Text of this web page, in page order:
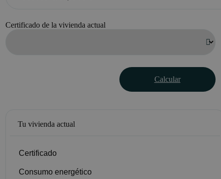
Certificado de la vivienda actual
Calcular
Tu vivienda actual
Certificado
Consumo energético